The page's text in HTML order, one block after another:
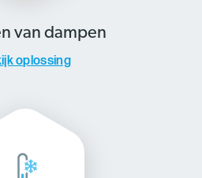
van dampen
oplossing